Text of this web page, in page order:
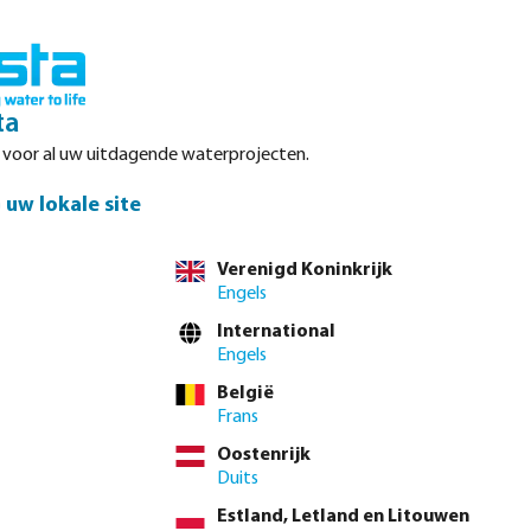
Wij bieden
kopen. U
kunt kiezen uit
voor al uw uitdagende waterprojecten.
uw lokale site
Verenigd Koninkrijk
Engels
International
Engels
België
Frans
Oostenrijk
Duits
Estland, Letland en Litouwen